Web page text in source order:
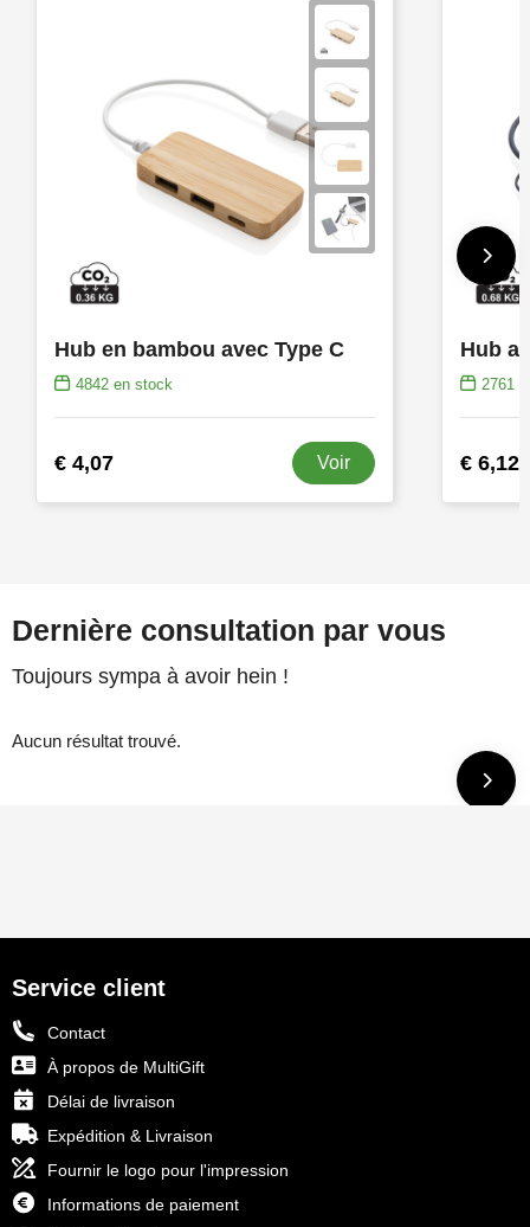
Hub en bambou avec Type C
4842en stock
€ 4,07 Voir
2761
€ 6,12
Dernière consultation par vous
Toujours sympa à avoir hein !
Aucun résultat trouvé.
Service client
Contact
À propos de MultiGift
Délai de livraison
Expédition & Livraison
Fournir le logo pour l'impression
Informations de paiement